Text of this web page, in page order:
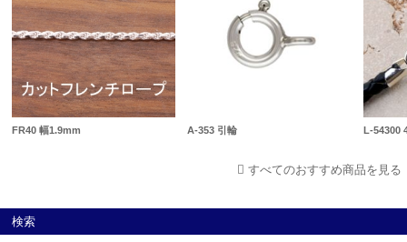
FR40 幅1.9mm A-353 引輪 L-54300
すべてのおすすめ商品を見る
検索